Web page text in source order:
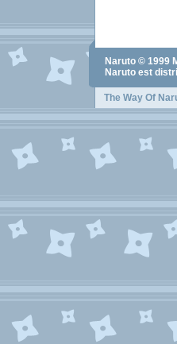
Naruto © 1999
Naruto est
The Way Of